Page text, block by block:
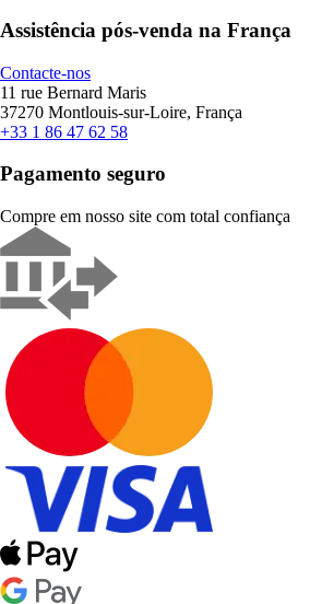
Assistência pós-venda na França
Contacte-nos
11 rue Bernard Maris
37270 Montlouis-sur-Loire, França
+33 1 86 47 62 58
Pagamento seguro
Compre em nosso site com total confiança